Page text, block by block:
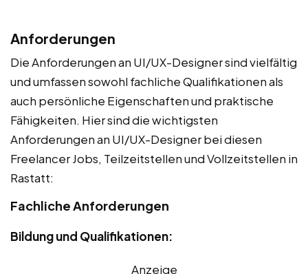
Anforderungen
Die Anforderungen an UI/UX-Designer sind vielfältig
und umfassen sowohl fachliche Qualifikationen als
auch persönliche Eigenschaften und praktische
Fähigkeiten. Hier sind die wichtigsten
Anforderungen an UI/UX-Designer bei diesen
Freelancer Jobs, Teilzeitstellen und Vollzeitstellen in
Rastatt:
Fachliche Anforderungen
Bildung und Qualifikationen:
Anzeige